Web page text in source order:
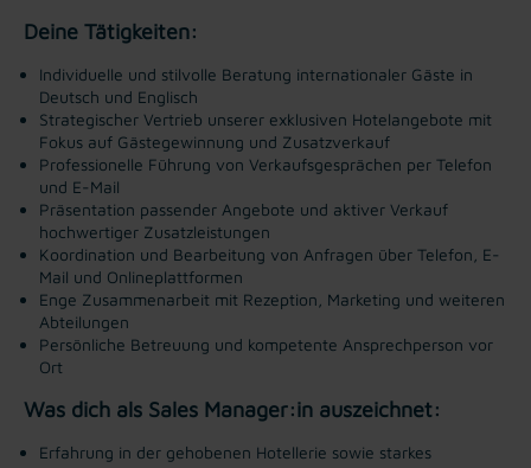
Deine Tätigkeiten:
Individuelle und stilvolle Beratung internationaler Gäste in
Deutsch und Englisch
Strategischer Vertrieb unserer exklusiven Hotelangebote mit
Fokus auf Gästegewinnung und Zusatzverkauf
Professionelle Führung von Verkaufsgesprächen per Telefon
und E-Mail
Präsentation passender Angebote und aktiver Verkauf
hochwertiger Zusatzleistungen
Koordination und Bearbeitung von Anfragen über Telefon, E-
Mail und Onlineplattformen
Enge Zusammenarbeit mit Rezeption, Marketing und weiteren
Abteilungen
Persönliche Betreuung und kompetente Ansprechperson vor
Ort
Was dich als Sales Manager:in auszeichnet:
Erfahrung in der gehobenen Hotellerie sowie starkes